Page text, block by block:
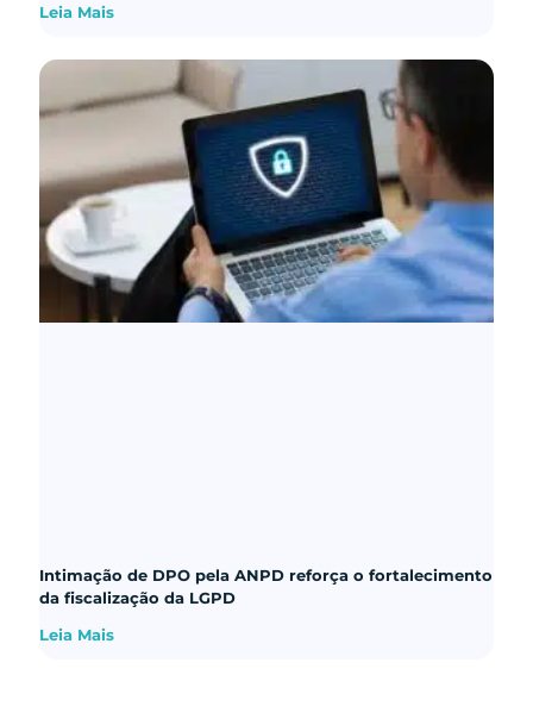
Leia Mais
Intimação de DPO pela ANPD reforça o fortalecimento
da fiscalização da LGPD
Leia Mais